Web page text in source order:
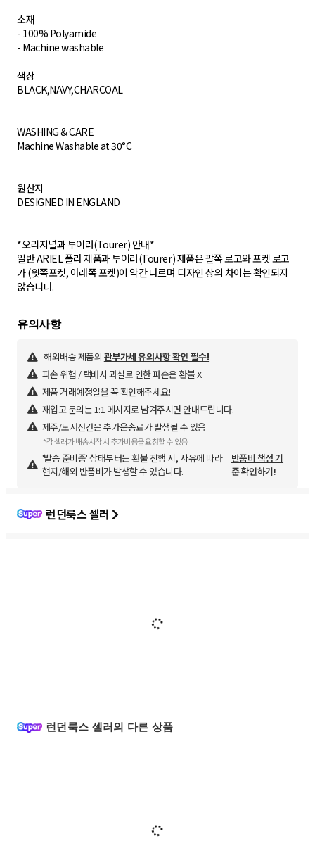
소재
- 100% Polyamide
- Machine washable
​색상
BLACK,NAVY,CHARCOAL
WASHING & CARE
Machine Washable at 30°C
원산지
DESIGNED IN ENGLAND
*오리지널과 투어러(Tourer) 안내*
일반 ARIEL 폴라 제품과 투어러(Tourer) 제품은 팔쪽 로고와 포켓 로고
가 (윗쪽포켓, 아래쪽 포켓)이 약간 다르며 디자인 상의 차이는 확인되지
않습니다.
유의사항
해외배송 제품의 관부가세 유의사항 확인 필수!
파손 위험 / 택배사 과실로 인한 파손은 환불 X
제품 거래예정일을 꼭 확인해주세요!
재입고 문의는 1:1 메시지로 남겨주시면 안내드립니다.
제주/도서산간은 추가운송료가 발생될 수 있음
*각 셀러가 배송시작 시 추가비용을 요청할 수 있음
'발송 준비중' 상태부터는 환불 진행 시, 사유에 따라
현지/해외 반품비가 발생할 수 있습니다.
반품비 책정 기
준 확인하기!
런던룩스 셀러
런던룩스 셀러의 다른 상품